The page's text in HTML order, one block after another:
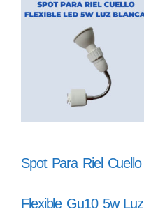
Spot Para Riel Cuello
Flexible Gu10 5w Luz